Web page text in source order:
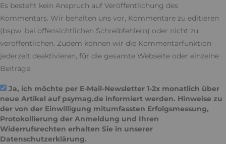
Es besteht kein Anspruch auf Veröffentlichung des
Kommentars. Wir behalten uns vor, Kommentare zu editieren
(bspw. bei offensichtlichen Schreibfehlern) oder nicht zu
veröffentlichen. Zudem können wir die Kommentarfunktion
jederzeit deaktivieren, für die gesamte Webseite oder einzelne
Beiträge.
Ja, ich möchte per E-Mail-Newsletter 1-2x monatlich über
neue Artikel auf psymag.de informiert werden. Hinweise zu
der von der Einwilligung mitumfassten Erfolgsmessung,
Protokollierung der Anmeldung und Ihren
Widerrufsrechten erhalten Sie in unserer
Datenschutzerklärung.